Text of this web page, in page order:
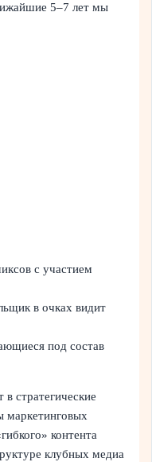
5–7 лет мы
с участием
в очках видит
под состав
стратегические
маркетинговых
контента
клубных медиа